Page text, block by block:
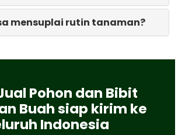
mensuplai rutin tanaman?
Pohon dan Bibit
Buah siap kirim ke
Indonesia